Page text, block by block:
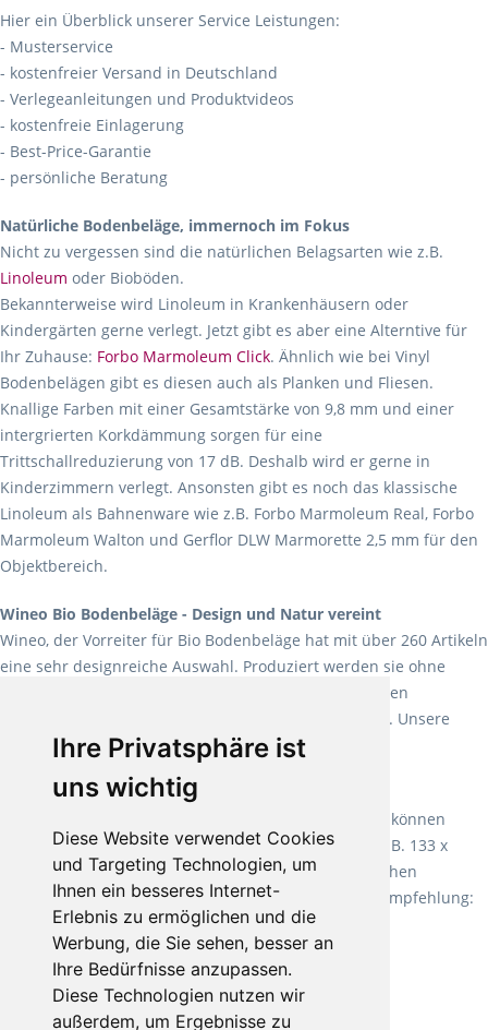
Ihre Privatsphäre ist
uns wichtig
Diese Website verwendet Cookies
und Targeting Technologien, um
Ihnen ein besseres Internet-
Erlebnis zu ermöglichen und die
Werbung, die Sie sehen, besser an
Ihre Bedürfnisse anzupassen.
Diese Technologien nutzen wir
außerdem, um Ergebnisse zu
Hier ein Überblick unserer Service Leistungen:
- Musterservice
- kostenfreier Versand in Deutschland
- Verlegeanleitungen und Produktvideos
- kostenfreie Einlagerung
- Best-Price-Garantie
- persönliche Beratung
Natürliche Bodenbeläge, immernoch im Fokus
Nicht zu vergessen sind die natürlichen Belagsarten wie z.B.
Linoleum oder Bioböden.
Bekannterweise wird Linoleum in Krankenhäusern oder
Kindergärten gerne verlegt. Jetzt gibt es aber eine Alterntive für
Ihr Zuhause: Forbo Marmoleum Click. Ähnlich wie bei Vinyl
Bodenbelägen gibt es diesen auch als Planken und Fliesen.
Knallige Farben mit einer Gesamtstärke von 9,8 mm und einer
intergrierten Korkdämmung sorgen für eine
Trittschallreduzierung von 17 dB. Deshalb wird er gerne in
Kinderzimmern verlegt. Ansonsten gibt es noch das klassische
Linoleum als Bahnenware wie z.B. Forbo Marmoleum Real, Forbo
Marmoleum Walton und Gerflor DLW Marmorette 2,5 mm für den
Objektbereich.
Wineo Bio Bodenbeläge - Design und Natur vereint
Wineo, der Vorreiter für Bio Bodenbeläge hat mit über 260 Artikeln
eine sehr designreiche Auswahl. Produziert werden sie ohne
Weichmacher und Lösungsmittel. Mit allen verfügbaren
Verlegearten ist er für jegliche Bauvorhaben attraktiv. Unsere
Empfehlung:Wineo 1000 Multi Layer XXL.
Teppiche für ein angenehmes Laufgefühl
machen es schon lange vor. Sie können
Teppich in Ihrem gewünschten Sondermaß kaufen, z.B. 133 x
60cm. Vor allem in Schlafzimmern aufgrund der weichen
Oberfläche ein sehr beliebter Zusatzboden. Unsere Empfehlung:
Fletco Fluffy und Fletco Hermelin